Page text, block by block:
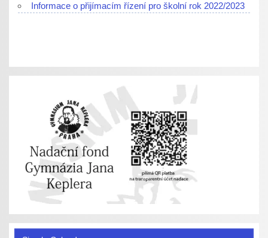
Informace o přijímacím řízení pro školní rok 2022/2023